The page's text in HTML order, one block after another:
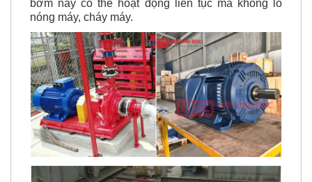
làm việc( Đối với máy bơm đặt chìm). Vì vậy máy
bơm này có thể hoạt động liên tục mà không lo
nóng máy, cháy máy.